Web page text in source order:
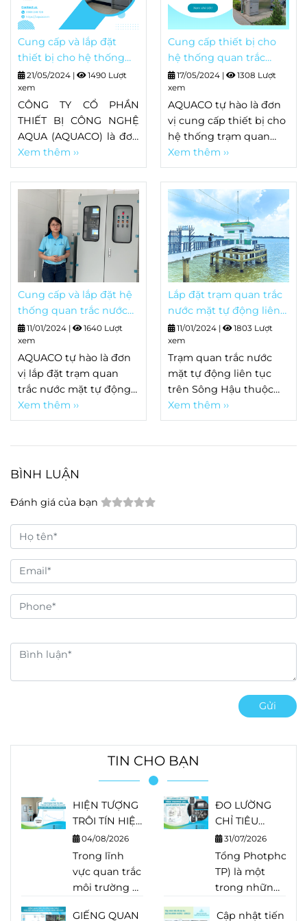
Cung cấp và lắp đặt
thiết bị cho hệ thống
quan trắc nước thải sau
xử lý tại KCN Phúc
Khánh - Thái Bình
21/05/2024 |
1490 Lượt
xem
CÔNG TY CỔ PHẦN
THIẾT BỊ CÔNG NGHỆ
AQUA (AQUACO) là đơn
vị cung cấp và lắp đặt
hệ thống quan trắc
nước thải sau xử lý cho
Công ty TNHH Công
Nghiệp TACTICIAN ngay
tại Khu Công Nghiệp
(KCN) Phúc Khánh -
Thái Bình.
Xem thêm ››
Cung cấp thiết bị cho
hệ thống quan trắc
nước thải sau xử lý tại
Đại Học Quốc Gia Hà
Nội.
17/05/2024 |
1308 Lượt
xem
AQUACO tự hào là đơn
vị cung cấp thiết bị cho
hệ thống trạm quan
trắc nước thải sau xử lý
tại trường Đại Học Quốc
Gia Hà Nội.
Xem thêm ››
Cung cấp và lắp đặt hệ
thống quan trắc nước
mặt trên địa bàn tỉnh
Hậu Giang (kênh Xáng
Xà No)
11/01/2024 |
1640 Lượt
xem
AQUACO tự hào là đơn
vị lắp đặt trạm quan
trắc nước mặt tự động
liên tục trên kênh Xáng
Xà No tại địa bàn tỉnh
Xem thêm ››
Lắp đặt trạm quan trắc
nước mặt tự động liên
tục trên Sông Hậu
11/01/2024 |
1803 Lượt
xem
Trạm quan trắc nước
mặt tự động liên tục
trên Sông Hậu thuộc
huyện Châu Thành, tỉnh
Hậu Giang
Xem thêm ››
BÌNH LUẬN
Đánh giá của bạn
Gửi
TIN CHO BẠN
HIỆN TƯỢNG
TRÔI TÍN HIỆU
TRONG THIẾT
BỊ PHÂN TÍCH
LÀ GÌ?
NGUYÊN
HIỆU VÀ
04/08/2026
Trong lĩnh
vực quan trắc
môi trường và
ĐO LƯỜNG
CHỈ TIÊU
TỔNG
PHOTPHO
(TP) BẰNG
HACH EZ
31/07/2026
Tổng Photpho
TP) là một
trong những
GIẾNG QUAN
Cập nhật tiến